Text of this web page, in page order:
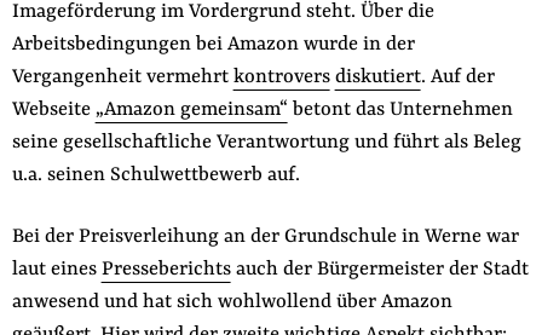
auf
der
Website
FacebookMastodonBlueskyInstagram
YoutubeLinkedIn
Feed
Imageförderung im Vordergrund steht. Über die
Arbeitsbedingungen bei Amazon wurde in der
Vergangenheit vermehrt kontrovers diskutiert. Auf der
Webseite „Amazon gemeinsam“ betont das Unternehmen
seine gesellschaftliche Verantwortung und führt als Beleg
u.a. seinen Schulwettbewerb auf.
Bei der Preisverleihung an der Grundschule in Werne war
laut eines Presseberichtsauch der Bürgermeister der Stadt
anwesend und hat sich wohlwollend über Amazon